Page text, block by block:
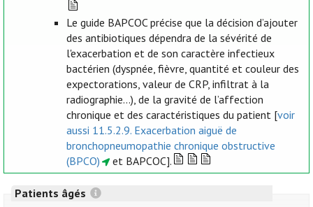
Le guide BAPCOC précise que la décision d’ajouter
des antibiotiques dépendra de la sévérité de
l'exacerbation et de son caractère infectieux
bactérien (dyspnée, fièvre, quantité et couleur des
expectorations, valeur de CRP, infiltrat à la
radiographie...), de la gravité de l’affection
chronique et des caractéristiques du patient [voir
aussi 11.5.2.9. Exacerbation aiguë de
bronchopneumopathie chronique obstructive
(BPCO)
et BAPCOC].
Patients âgés